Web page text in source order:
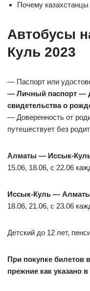
Почему
Автобусы
Куль 2023
— Паспорт или
— Личный паспорт —
свидетельства о
— Доверенность от
путешествует без
Алматы — Иссык-
15.06, 18.06, с 22.06
Иссык-Куль —
18.06, 21.06, с 23.06
Детский до 12 лет,
При покупке билетов
прежние как указано